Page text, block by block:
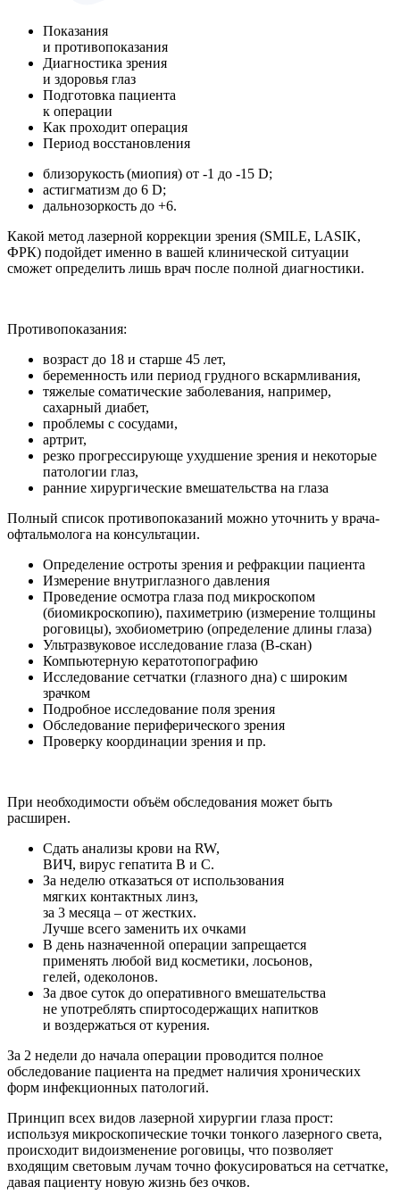
Показания
и противопоказания
Диагностика зрения
и здоровья глаз
Подготовка пациента
к операции
Как проходит операция
Период восстановления
близорукость
(миопия) от -1 до -15 D;
астигматизм до 6 D;
дальнозоркость до +6.
Какой метод лазерной коррекции зрения (SMILE, LASIK,
ФРК) подойдет именно в вашей клинической ситуации
сможет определить лишь врач после полной диагностики.
Противопоказания:
возраст до 18 и старше 45 лет,
беременность или период грудного вскармливания,
тяжелые соматические заболевания, например,
сахарный диабет,
проблемы с сосудами,
артрит,
резко прогрессирующе ухудшение зрения и некоторые
патологии глаз,
ранние хирургические вмешательства на глаза
Полный список противопоказаний можно уточнить у врача-
офтальмолога на консультации.
Определение остроты зрения и рефракции пациента
Измерение внутриглазного давления
Проведение осмотра глаза под микроскопом
(биомикроскопию), пахиметрию (измерение толщины
роговицы), эхобиометрию (определение длины глаза)
Ультразвуковое исследование глаза (В-скан)
Компьютерную кератотопографию
Исследование сетчатки (глазного дна) с широким
зрачком
Подробное исследование поля зрения
Обследование периферического зрения
Проверку координации зрения и пр.
При необходимости объём обследования может быть
расширен.
Сдать анализы крови на RW,
ВИЧ, вирус гепатита В и С.
За неделю отказаться от использования
мягких контактных линз,
за 3 месяца – от жестких.
Лучше всего заменить их очками
В день назначенной операции запрещается
применять любой вид косметики, лосьонов,
гелей, одеколонов.
За двое суток до оперативного вмешательства
не употреблять спиртосодержащих напитков
и воздержаться от курения.
За 2 недели до начала операции проводится полное
обследование пациента на предмет наличия хронических
форм инфекционных патологий.
Принцип всех видов лазерной хирургии глаза прост:
используя микроскопические точки тонкого лазерного света,
происходит видоизменение роговицы, что позволяет
входящим световым лучам точно фокусироваться на сетчатке,
давая пациенту новую жизнь без очков.